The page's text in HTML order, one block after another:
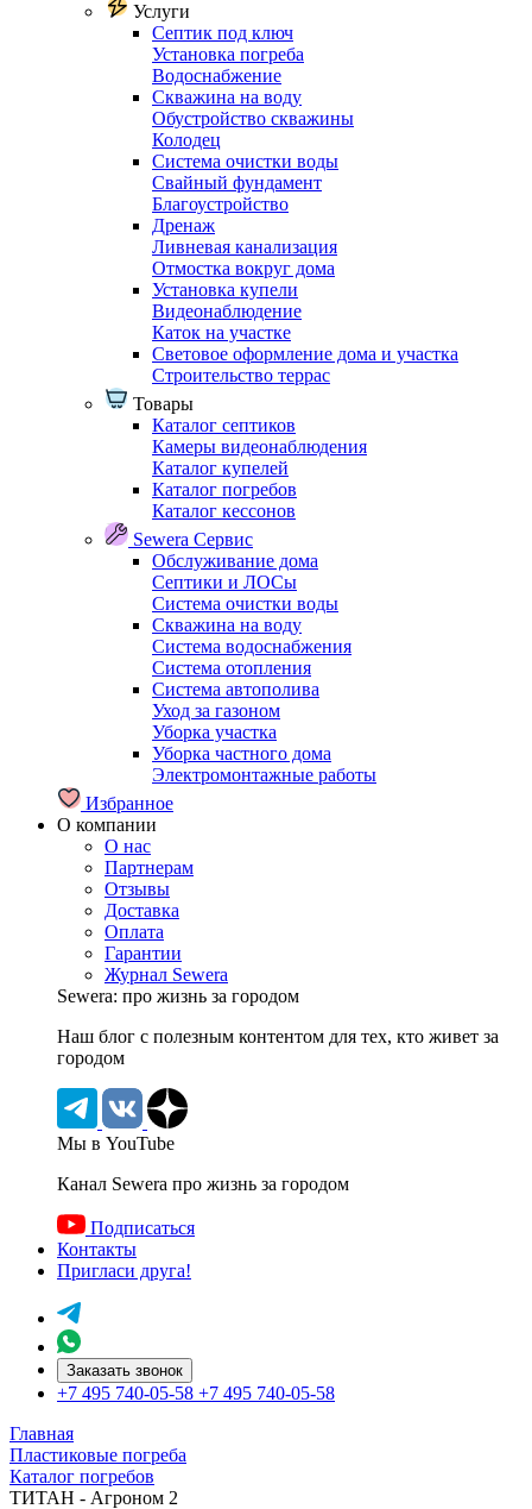
Услуги
Септик под ключ
Установка погреба
Водоснабжение
Скважина на воду
Обустройство скважины
Колодец
Система очистки воды
Свайный фундамент
Благоустройство
Дренаж
Ливневая канализация
Отмостка вокруг дома
Установка купели
Видеонаблюдение
Каток на участке
Световое оформление дома и участка
Строительство террас
Товары
Каталог септиков
Камеры видеонаблюдения
Каталог купелей
Каталог погребов
Каталог кессонов
Sewera Сервис
Обслуживание дома
Септики и ЛОСы
Система очистки воды
Скважина на воду
Система водоснабжения
Система отопления
Система автополива
Уход за газоном
Уборка участка
Уборка частного дома
Электромонтажные работы
Избранное
О компании
О нас
Партнерам
Отзывы
Доставка
Оплата
Гарантии
Журнал Sewera
Sewera: про жизнь за городом
Наш блог c полезным контентом для тех, кто живет за
городом
Мы в YouTube
Канал Sewera про жизнь за городом
Подписаться
Контакты
Пригласи друга!
Заказать звонок
+7 495 740-05-58 +7 495 740-05-58
Главная
Пластиковые погреба
Каталог погребов
ТИТАН - Агроном 2